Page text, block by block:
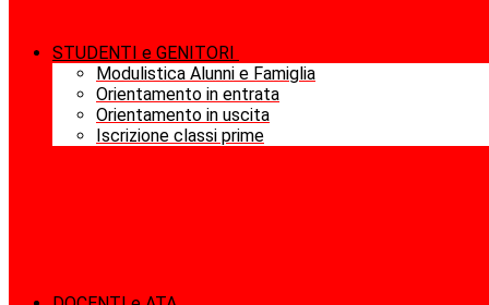
STUDENTI e GENITORI
Modulistica Alunni e Famiglia
Orientamento in entrata
Orientamento in uscita
Iscrizione classi prime